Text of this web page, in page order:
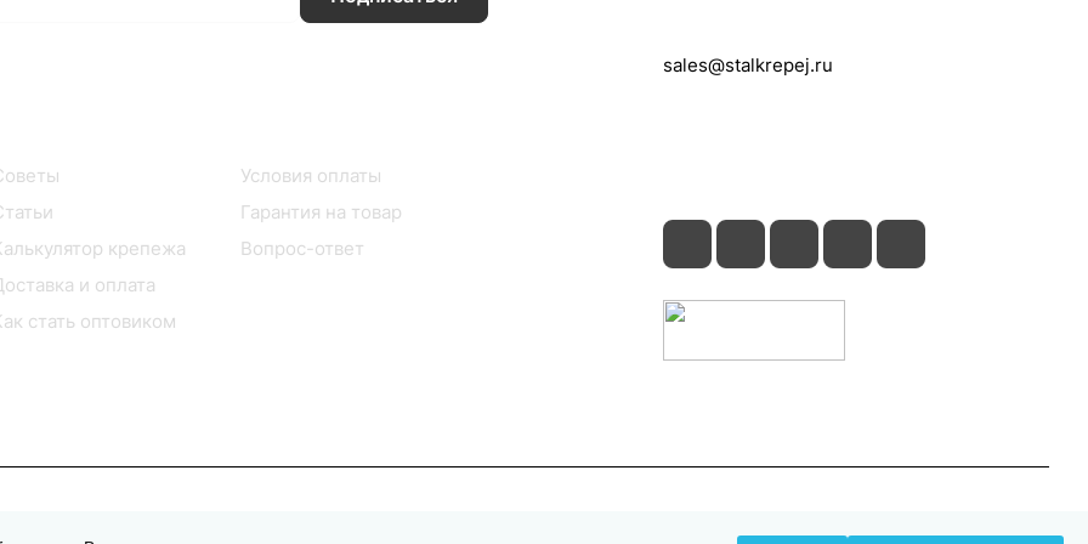
крепежа
и оплата
стать оптовиком
Условия оплаты
Гарантия на товар
Вопрос-ответ
sales@stalkrepej.ru
Конфиденциальность Оферта